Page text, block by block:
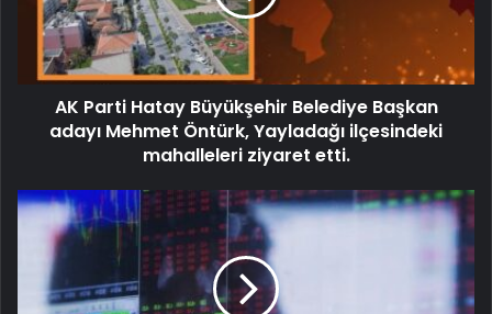
AK Parti Hatay Büyükşehir Belediye Başkan
adayı Mehmet Öntürk, Yayladağı ilçesindeki
mahalleleri ziyaret etti.